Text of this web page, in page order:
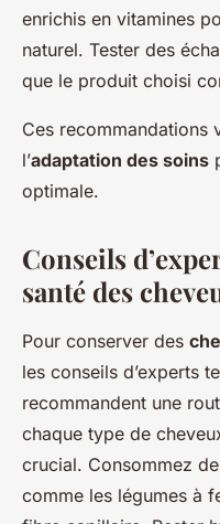
enrichis en vitamines
naturel. Tester des
que le produit choisi
Ces recommandations
l’adaptation des soins
optimale.
Conseils
santé des
Pour conserver des
les conseils d’experts
recommandent une
chaque type de
crucial. Consommez
comme les légumes à